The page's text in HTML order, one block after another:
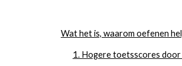
Wat het is, waarom oefenen
1. Hogere toetsscores